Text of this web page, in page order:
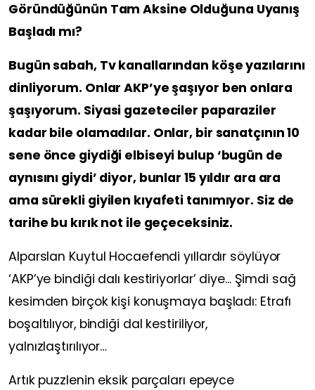
Göründüğünün Tam Aksine Olduğuna Uyanış
Başladı mı?
Bugün sabah, Tv kanallarından köşe yazılarını
dinliyorum. Onlar AKP’ye şaşıyor ben onlara
şaşıyorum. Siyasi gazeteciler paparaziler
kadar bile olamadılar. Onlar, bir sanatçının 10
sene önce giydiği elbiseyi bulup ‘bugün de
aynısını giydi’ diyor, bunlar 15 yıldır ara ara
ama sürekli giyilen kıyafeti tanımıyor. Siz de
tarihe bu kırık not ile geçeceksiniz.
Alparslan Kuytul Hocaefendi yıllardır söylüyor
‘AKP’ye bindiği dalı kestiriyorlar’ diye... Şimdi sağ
kesimden birçok kişi konuşmaya başladı: Etrafı
boşaltılıyor, bindiği dal kestiriliyor,
yalnızlaştırılıyor…
Artık puzzlenin eksik parçaları epeyce